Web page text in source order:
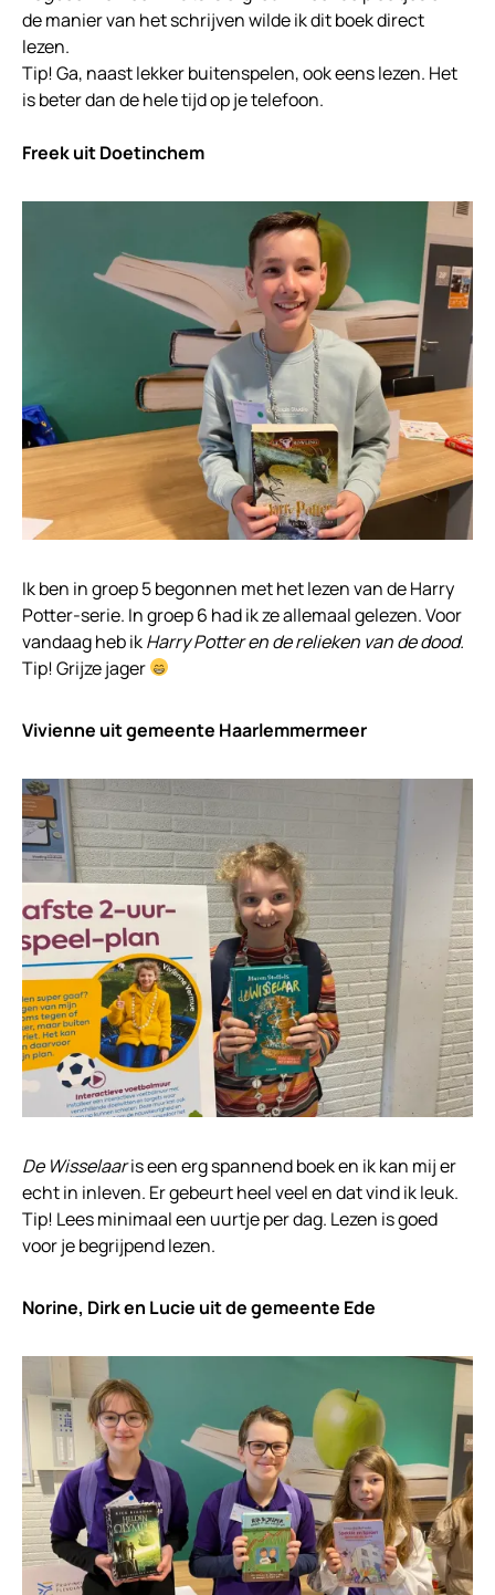
de manier van het schrijven wilde ik dit boek direct
lezen.
Tip! Ga, naast lekker buitenspelen, ook eens lezen. Het
is beter dan de hele tijd op je telefoon.
Freek uit Doetinchem
Ik ben in groep 5 begonnen met het lezen van de Harry
Potter-serie. In groep 6 had ik ze allemaal gelezen. Voor
vandaag heb ikHarry Potter en de relieken van de dood.
Tip! Grijze jager
Vivienne uit gemeente Haarlemmermeer
De Wisselaaris een erg spannend boek en ik kan mij er
echt in inleven. Er gebeurt heel veel en dat vind ik leuk.
Tip! Lees minimaal een uurtje per dag. Lezen is goed
voor je begrijpend lezen.
Norine, Dirk en Lucie uit de gemeente Ede